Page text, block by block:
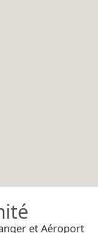
et Aéroport